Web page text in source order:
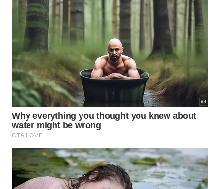
inteligentes e focados em
rendimento
sustentabilidade.